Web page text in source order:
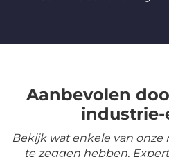
Aanbevolen
industrie-
Bekijk wat enkele van
te zeggen hebben.